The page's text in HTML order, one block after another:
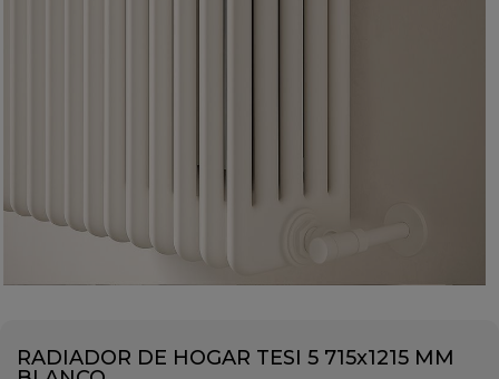
RADIADOR DE HOGAR TESI 5 715x1215 MM